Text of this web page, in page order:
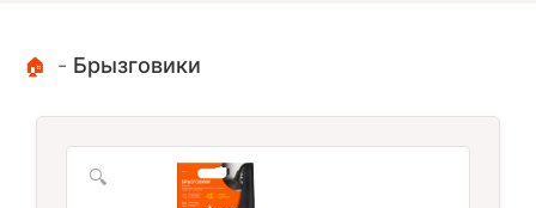
🏠 - Брызговики
🔍